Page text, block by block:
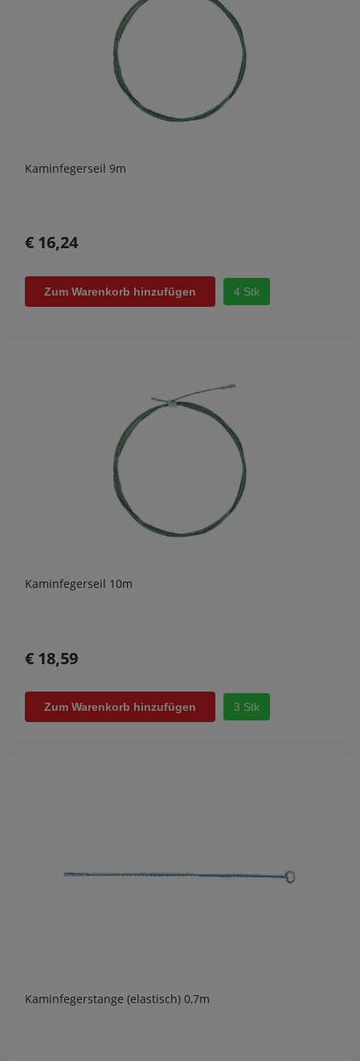
Kaminfegerseil 9m
€ 16,24
Zum Warenkorb hinzufügen 4 Stk
Kaminfegerseil 10m
€ 18,59
Zum Warenkorb hinzufügen 3 Stk
Kaminfegerstange (elastisch) 0,7m